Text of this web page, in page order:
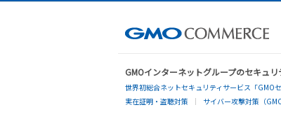
GMOインターネットグループのセキュ
世界初総合ネットセキュリティサービス「GMO
実在証明・盗聴対策
サイバー攻撃対策（